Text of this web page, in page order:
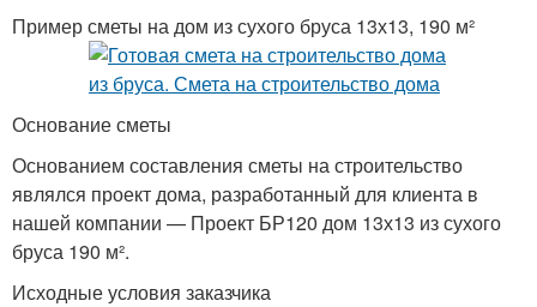
Пример сметы на дом из сухого бруса 13х13, 190 м²
Основание сметы
Основанием составления сметы на строительство
являлся проект дома, разработанный для клиента в
нашей компании — Проект БР120 дом 13х13 из сухого
бруса 190 м².
Исходные условия заказчика